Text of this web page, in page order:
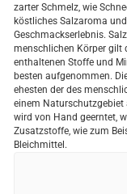
zarter Schmelz, wie
köstliches Salzaroma
Geschmackserlebnis.
menschlichen Körper gilt
enthaltenen Stoffe und
besten aufgenommen.
ehesten der des
einem Naturschutzgebiet
wird von Hand geerntet,
Zusatzstoffe, wie zum
Bleichmittel.